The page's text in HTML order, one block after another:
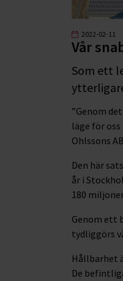
2022-02-11
Vår
Som ett
”Genom
läge för
Ohlssons
Den här
år i
180
Genom ett
tydliggörs
Hållbarhet
De